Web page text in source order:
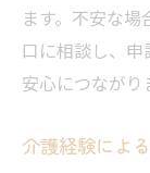
ます。不安な
口に相談し、
安心につながり
介護経験によ